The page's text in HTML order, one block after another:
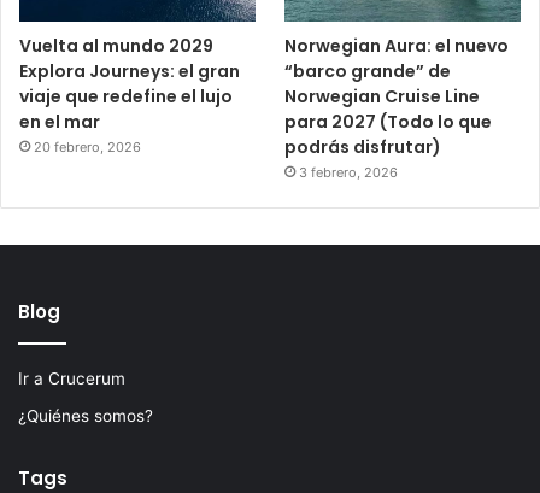
Vuelta al mundo 2029
Explora Journeys: el gran
viaje que redefine el lujo
en el mar
20 febrero, 2026
Norwegian Aura: el nuevo
“barco grande” de
Norwegian Cruise Line
para 2027 (Todo lo que
podrás disfrutar)
3 febrero, 2026
Blog
Ir a Crucerum
¿Quiénes somos?
Tags